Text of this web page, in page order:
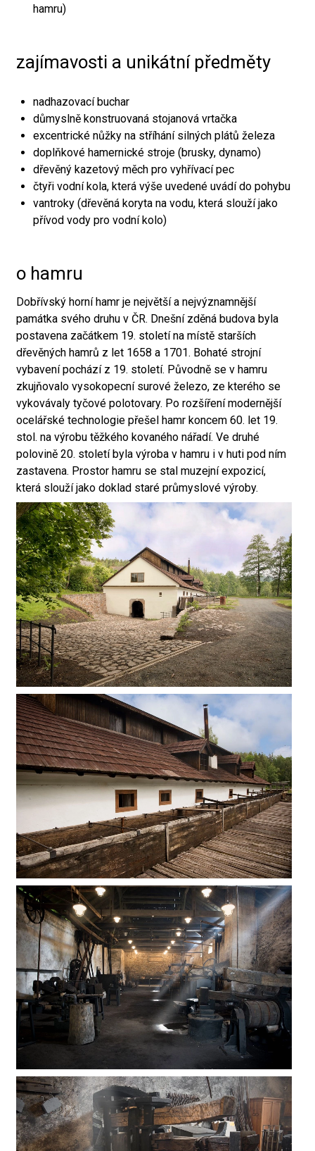
hamru)
zajímavosti a unikátní předměty
nadhazovací buchar
důmyslně konstruovaná stojanová vrtačka
excentrické nůžky na stříhání silných plátů železa
doplňkové hamernické stroje (brusky, dynamo)
dřevěný kazetový měch pro vyhřívací pec
čtyři vodní kola, která výše uvedené uvádí do pohybu
vantroky (dřevěná koryta na vodu, která slouží jako
přívod vody pro vodní kolo)
o hamru
Dobřívský horní hamr je největší a nejvýznamnější
památka svého druhu v ČR. Dnešní zděná budova byla
postavena začátkem 19. století na místě starších
dřevěných hamrů z let 1658 a 1701. Bohaté strojní
vybavení pochází z 19. století. Původně se v hamru
zkujňovalo vysokopecní surové železo, ze kterého se
vykovávaly tyčové polotovary. Po rozšíření modernější
ocelářské technologie přešel hamr koncem 60. let 19.
stol. na výrobu těžkého kovaného nářadí. Ve druhé
polovině 20. století byla výroba v hamru i v huti pod ním
zastavena. Prostor hamru se stal muzejní expozicí,
která slouží jako doklad staré průmyslové výroby.